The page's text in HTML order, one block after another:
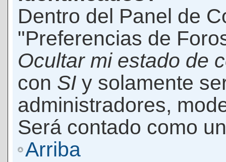
Dentro del Panel de
"Preferencias de
Ocultar mi estado de
con SI y solamente
administradores,
Será contado como
Arriba